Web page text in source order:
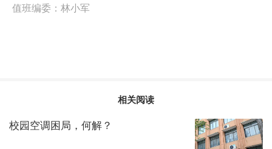
值班编委： 林小军
相关阅读
校园空调困局，何解？